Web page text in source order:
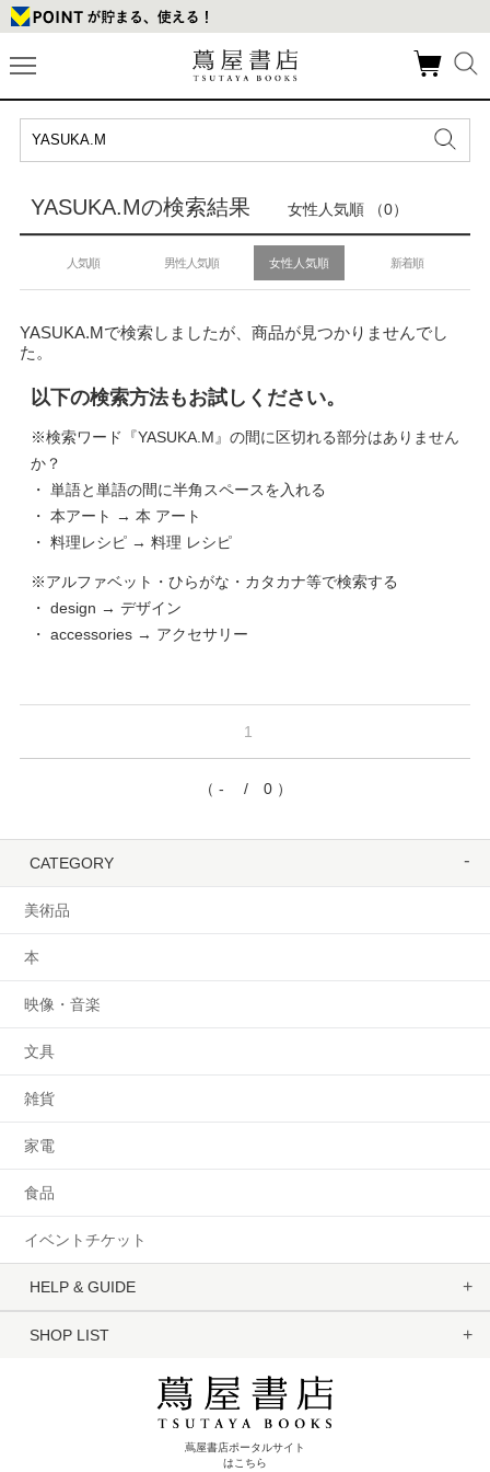
YASUKA.Mの検索結果 女性人気順 （0）
人気順 男性人気順 女性人気順 新着順
YASUKA.Mで検索しましたが、商品が見つかりませんでし
た。
以下の検索方法もお試しください。
※検索ワード『YASUKA.M』の間に区切れる部分はありません
か？
・ 単語と単語の間に半角スペースを入れる
・ 本アート → 本 アート
・ 料理レシピ → 料理 レシピ
※アルファベット・ひらがな・カタカナ等で検索する
・ design → デザイン
・ accessories → アクセサリー
1
（ - / 0 ）
CATEGORY
美術品
本
映像・音楽
文具
雑貨
家電
食品
イベントチケット
HELP & GUIDE
SHOP LIST
蔦屋書店ポータルサイト
はこちら